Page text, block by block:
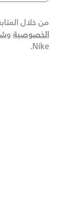
من خلال
الخصوصية و
Nike.